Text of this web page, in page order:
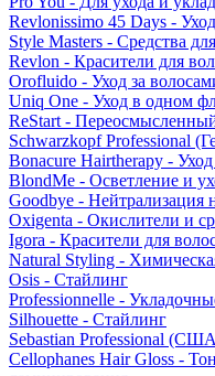
Revlonissimo 45 Days -
Style Masters - Средства
Revlon - Красители для
Orofluido - Уход за
Uniq One - Уход в одном
ReStart -
Schwarzkopf Professional
Bonacure Hairtherapy -
BlondMe - Осветление и
Goodbye - Нейтрализация
Oxigenta - Окислители и
Igora - Красители для
Natural Styling -
Osis - Стайлинг
Professionnelle -
Silhouette - Стайлинг
Sebastian Professional
Cellophanes Hair Gloss -